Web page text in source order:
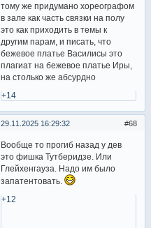
тому же придумано хореографом
в зале как часть связки на полу
это как приходить в темы к
другим парам, и писать, что
бежевое платье Василисы это
плагиат на бежевое платье Иры,
на столько же абсурдно
+14
68
29.11.2025 16:29:32
Вообще то прогиб назад у дев
это фишка Тутберидзе. Или
Глейхенгауза. Надо им было
запатентовать.
+12